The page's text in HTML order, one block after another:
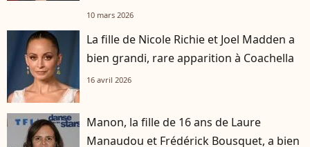
10 mars 2026
La fille de Nicole Richie et Joel Madden a
bien grandi, rare apparition à Coachella
16 avril 2026
Manon, la fille de 16 ans de Laure
Manaudou et Frédérick Bousquet, a bien